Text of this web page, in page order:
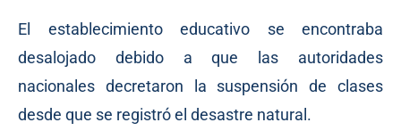
El establecimiento educativo se encontraba
desalojado debido a que las autoridades
nacionales decretaron la suspensión de clases
desde que se registró el desastre natural.